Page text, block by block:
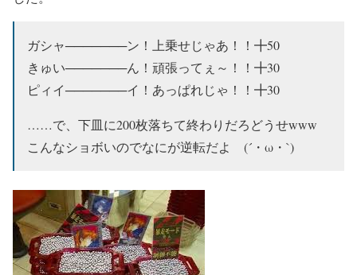
ガシャ───────ン！上乗せじゃあ！！╋50
きゅい───────ん！頑張ってぇ～！！╋30
ピィイ───────イ！あっぱれじゃ！！╋30
……で、下皿に200枚落ちて終わりだろどうせwww
こんなショボいのでなにが逆転だよ (´・ω・`)